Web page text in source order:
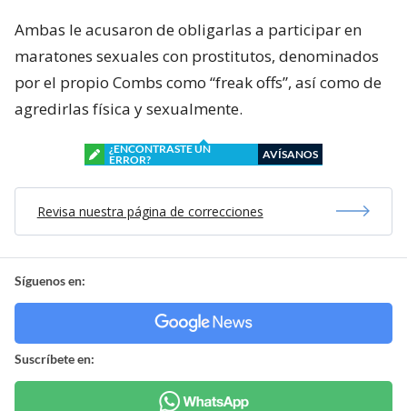
Ambas le acusaron de obligarlas a participar en
maratones sexuales con prostitutos, denominados
por el propio Combs como “freak offs”, así como de
agredirlas física y sexualmente.
¿ENCONTRASTE UN
ERROR?
AVÍSANOS
Revisa nuestra página de correcciones
Síguenos en:
Suscríbete en: